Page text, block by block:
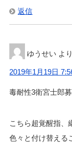
返信
ゆうせい よ
2019年1月19日
毒耐性3衛宮士郎
こちら超覚醒指、
色々と付け替える